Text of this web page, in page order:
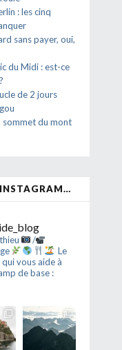
: les cinq
sans payer, oui,
du Midi : est-ce
de 2 jours
sommet du mont
/
Le
vous aide à
de base :